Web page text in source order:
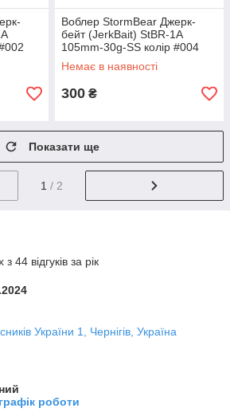
Воблер StormBear Джерк-
бейт (JerkBait) StBR-1A
105mm-30g-SS колір #004
Немає в наявності
300 ₴
Показати ще
1 / 2
44 відгуків за рік
України 1, Чернігів, Україна
роботи